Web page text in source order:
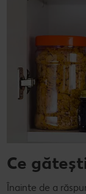
Ce
Înainte de a